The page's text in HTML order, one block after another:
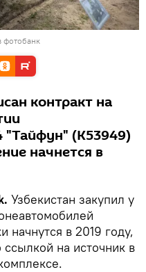
фотобанк
контракт на
"Тайфун" (К53949)
начнется в
Узбекистан закупил у
начнутся в 2019 году,
ссылкой на источник в